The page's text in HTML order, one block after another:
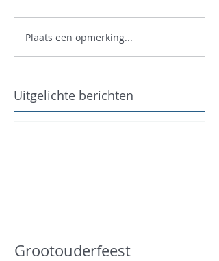
Plaats een opmerking...
Uitgelichte berichten
Grootouderfeest